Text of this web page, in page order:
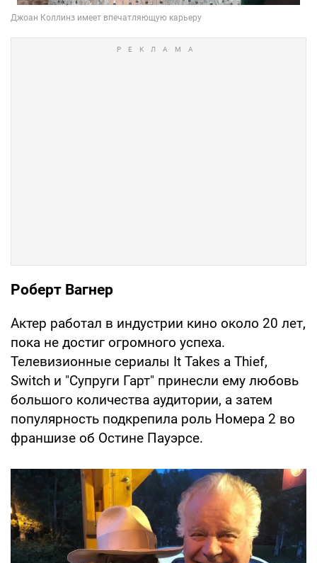
Роберт Вагнер
Актер работал в индустрии кино около 20 лет,
пока не достиг огромного успеха.
Телевизионные сериалы It Takes a Thief,
Switch и "Супруги Гарт" принесли ему любовь
большого количества аудитории, а затем
популярность подкрепила роль Номера 2 во
франшизе об Остине Пауэрсе.